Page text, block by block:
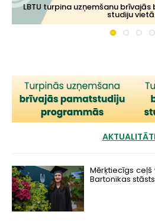
LBTU turpina uzņemšanu
studiju
LBTU - Latvijas Biozinātņu un
Uzņemšana doktora studiju
21.
Augstākā izglītība
Mērķtiecīgs ceļš
Bartonikas stāsts